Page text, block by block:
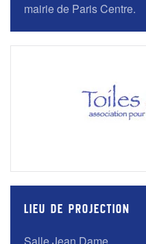
mairie de Paris Centre.
LIEU DE PROJECTION